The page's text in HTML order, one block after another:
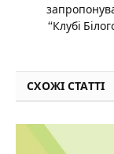
“Клубі
СХОЖІ СТАТТІ